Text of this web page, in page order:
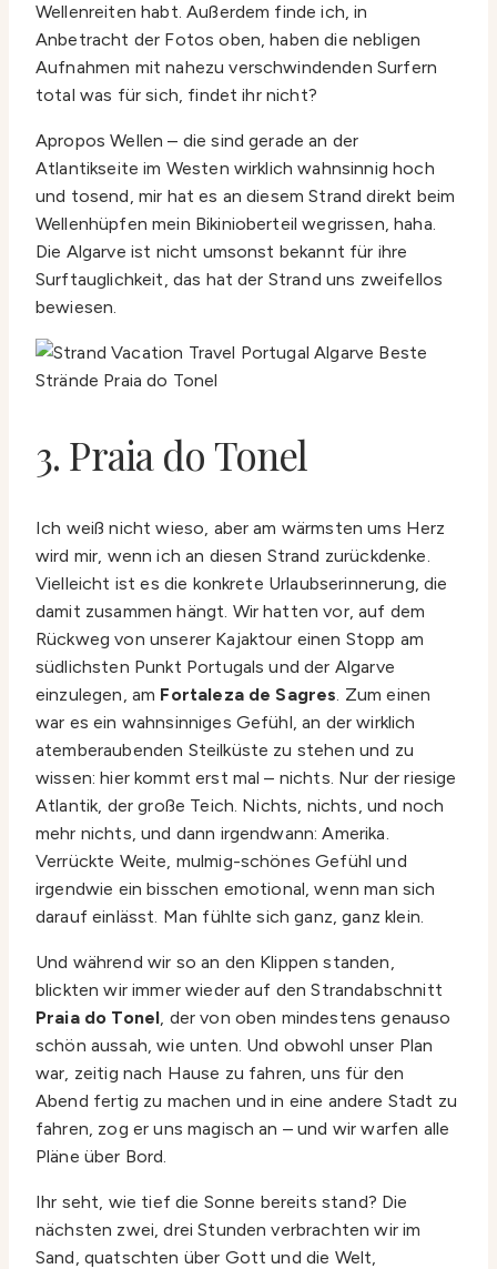
Wellenreiten habt. Außerdem finde ich, in
Anbetracht der Fotos oben, haben die nebligen
Aufnahmen mit nahezu verschwindenden Surfern
total was für sich, findet ihr nicht?
Apropos Wellen – die sind gerade an der
Atlantikseite im Westen wirklich wahnsinnig hoch
und tosend, mir hat es an diesem Strand direkt beim
Wellenhüpfen mein Bikinioberteil wegrissen, haha.
Die Algarve ist nicht umsonst bekannt für ihre
Surftauglichkeit, das hat der Strand uns zweifellos
bewiesen.
3. Praia do Tonel
Ich weiß nicht wieso, aber am wärmsten ums Herz
wird mir, wenn ich an diesen Strand zurückdenke.
Vielleicht ist es die konkrete Urlaubserinnerung, die
damit zusammen hängt. Wir hatten vor, auf dem
Rückweg von unserer Kajaktour einen Stopp am
südlichsten Punkt Portugals und der Algarve
einzulegen, am Fortaleza de Sagres . Zum einen
war es ein wahnsinniges Gefühl, an der wirklich
atemberaubenden Steilküste zu stehen und zu
wissen: hier kommt erst mal – nichts. Nur der riesige
Atlantik, der große Teich. Nichts, nichts, und noch
mehr nichts, und dann irgendwann: Amerika.
Verrückte Weite, mulmig-schönes Gefühl und
irgendwie ein bisschen emotional, wenn man sich
darauf einlässt. Man fühlte sich ganz, ganz klein.
Und während wir so an den Klippen standen,
blickten wir immer wieder auf den Strandabschnitt
Praia do Tonel , der von oben mindestens genauso
schön aussah, wie unten. Und obwohl unser Plan
war, zeitig nach Hause zu fahren, uns für den
Abend fertig zu machen und in eine andere Stadt zu
fahren, zog er uns magisch an – und wir warfen alle
Pläne über Bord.
Ihr seht, wie tief die Sonne bereits stand? Die
nächsten zwei, drei Stunden verbrachten wir im
Sand, quatschten über Gott und die Welt,